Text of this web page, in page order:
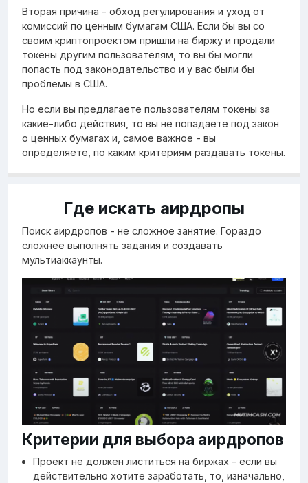
Вторая причина - обход регулирования и уход от
комиссий по ценным бумагам США. Если бы вы со
своим криптопроектом пришли на биржу и продали
токены другим пользователям, то вы бы могли
попасть под законодательство и у вас были бы
проблемы в США.
Но если вы предлагаете пользователям токены за
какие-либо действия, то вы не попадаете под закон
о ценных бумагах и, самое важное - вы
определяете, по каким критериям раздавать токены.
Где искать аирдропы
Поиск аирдропов - не сложное занятие. Гораздо
сложнее выполнять задания и создавать
мультиаккаунты.
Критерии для выбора аирдропов
Проект не должен листиться на биржах - если вы
действительно хотите заработать, то, изначально,